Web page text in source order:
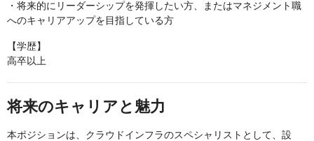
・将来的にリーダーシップを発揮したい方、またはマネジメント職
へのキャリアアップを目指している方
【学歴】
高卒以上
将来のキャリアと魅力
本ポジションは、クラウドインフラのスペシャリストとして、設